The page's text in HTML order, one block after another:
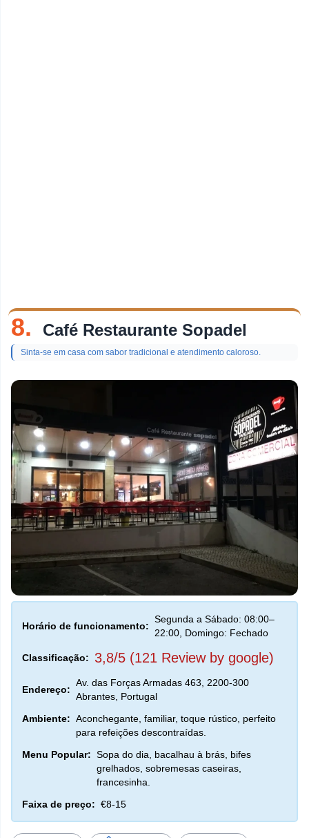
8. Café Restaurante Sopadel
Sinta-se em casa com sabor tradicional e atendimento caloroso.
Horário de funcionamento:
Segunda a Sábado: 08:00–
22:00, Domingo: Fechado
Classificação: 3,8/5 (121 Review by google)
Endereço:
Av. das Forças Armadas 463, 2200-300
Abrantes, Portugal
Ambiente: Aconchegante, familiar, toque rústico, perfeito
para refeições descontraídas.
Menu Popular: Sopa do dia, bacalhau à brás, bifes
grelhados, sobremesas caseiras,
francesinha.
Faixa de preço: €8-15